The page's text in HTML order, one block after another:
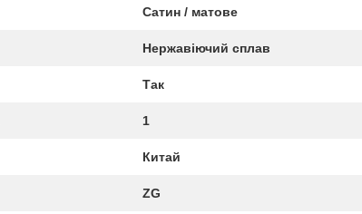
Сатин / матове
Нержавіючий сплав
Так
1
Китай
ZG